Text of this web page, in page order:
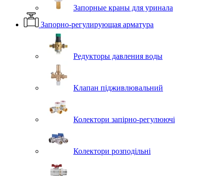
Запорные краны для уринала
Запорно-регулирующая арматура
Редукторы давления воды
Клапан підживлювальний
Колектори запірно-регулюючі
Колектори розподільні